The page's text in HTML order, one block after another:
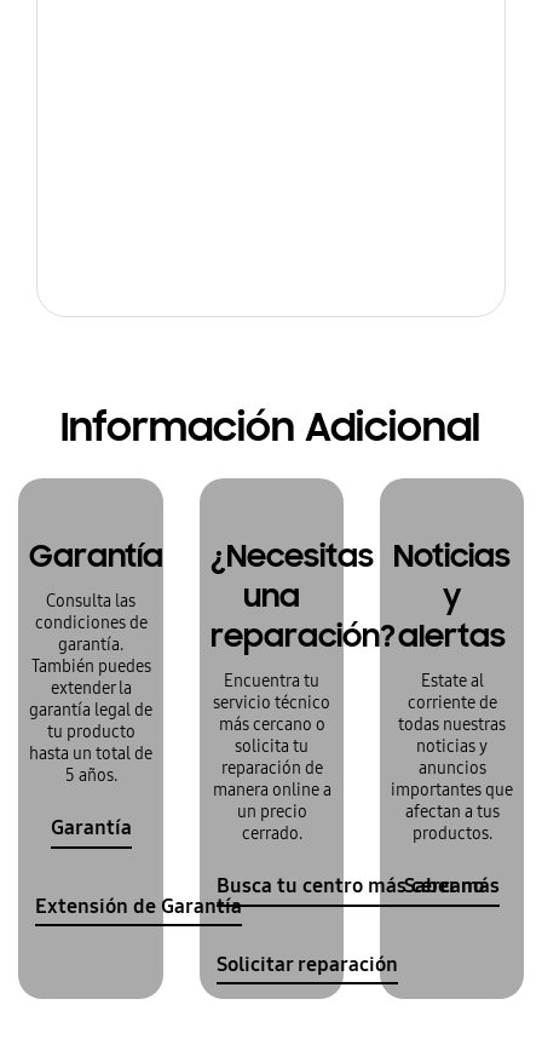
Información Adicional
Garantía
Consulta las
condiciones de
garantía.
También puedes
extender la
garantía legal de
tu producto
hasta un total de
5 años.
Garantía
Extensión de Garantía
¿Necesitas
una
reparación?
Encuentra tu
servicio técnico
más cercano o
solicita tu
reparación de
manera online a
un precio
cerrado.
Busca tu centro más cercano
Solicitar reparación
Noticias
y
alertas
Estate al
corriente de
todas nuestras
noticias y
anuncios
importantes que
afectan a tus
productos.
Saber más